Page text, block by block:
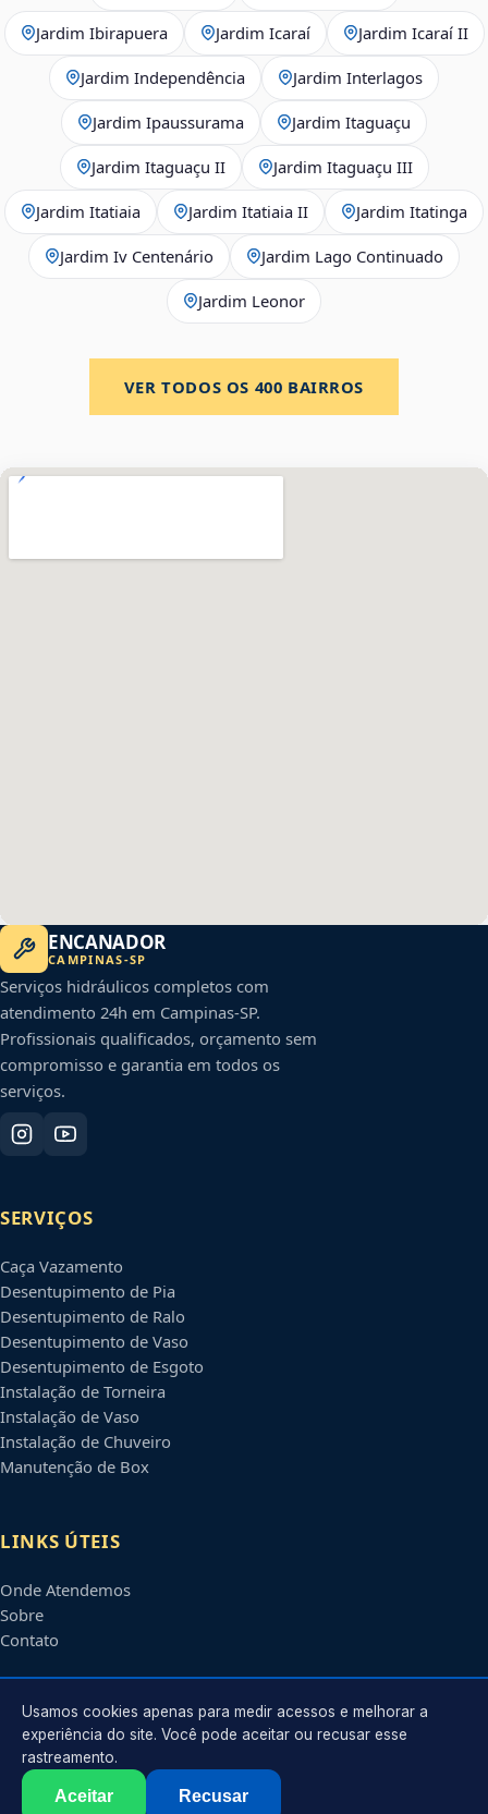
Jardim Ibirapuera Jardim Icaraí Jardim Icaraí II
Jardim Independência Jardim Interlagos
Jardim Ipaussurama Jardim Itaguaçu
Jardim Itaguaçu II Jardim Itaguaçu III
Jardim Itatiaia Jardim Itatiaia II Jardim Itatinga
Jardim Iv Centenário Jardim Lago Continuado
Jardim Leonor
VER TODOS OS 400 BAIRROS
ENCANADOR
CAMPINAS-SP
Serviços hidráulicos completos com
atendimento 24h em Campinas-SP.
Profissionais qualificados, orçamento sem
compromisso e garantia em todos os
serviços.
SERVIÇOS
Caça Vazamento
Desentupimento de Pia
Desentupimento de Ralo
Desentupimento de Vaso
Desentupimento de Esgoto
Instalação de Torneira
Instalação de Vaso
Instalação de Chuveiro
Manutenção de Box
LINKS ÚTEIS
Onde Atendemos
Sobre
Contato
CONTATO
Atendimento em
contato@encanadorescampinas.com.br
Usamos cookies apenas para medir acessos e melhorar a
experiência do site. Você pode aceitar ou recusar esse
rastreamento.
Aceitar Recusar